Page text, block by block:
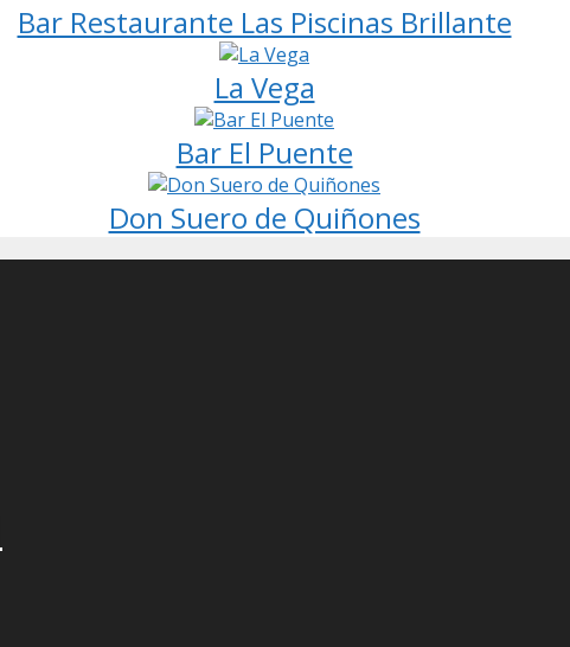
Bar Restaurante Las Piscinas Brillante
La Vega
Bar El Puente
Don Suero de Quiñones